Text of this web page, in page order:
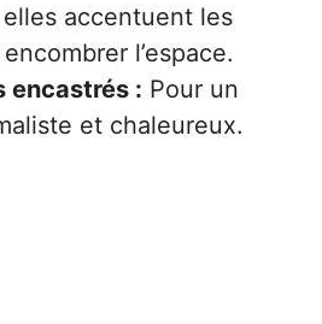
accentuent les
l’espace.
encastrés : Pour un
et chaleureux.